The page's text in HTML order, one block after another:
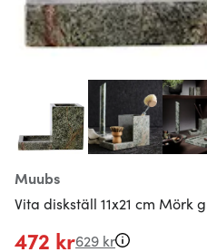
Muubs
Vita diskställ 11x21 cm Mörk
472 kr629 kr